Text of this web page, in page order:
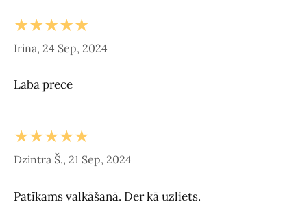
★★★★★
Irina, 24 Sep, 2024
Laba prece
★★★★★
Dzintra Š., 21 Sep, 2024
Patīkams valkāšanā. Der kā uzliets.